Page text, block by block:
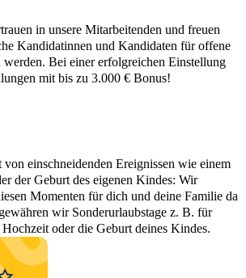
in unsere Mitarbeitenden und freuen
Kandidatinnen und Kandidaten für offene
werden. Bei einer erfolgreichen Einstellung
mit bis zu 3.000 € Bonus!
von einschneidenden Ereignissen wie einem
der Geburt des eigenen Kindes: Wir
Momenten für dich und deine Familie da
wir Sonderurlaubstage z. B. für
oder die Geburt deines Kindes.